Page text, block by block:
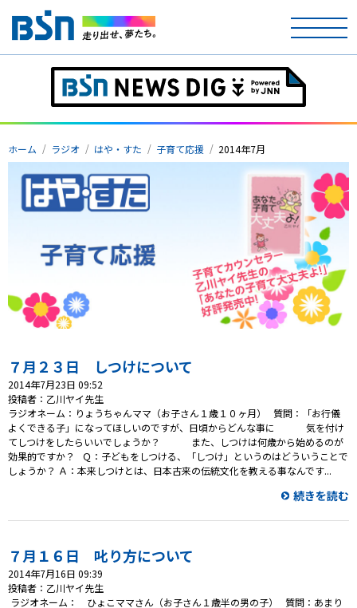
ホーム
テレビ
ラジオ
アナウンサー
イベント
天気
プレゼント
コンテンツ・アプリ
キッズ ケンジュ 愛の募金
Well-being 防災・減災
お問い合わせ
ホーム ラジオ はや・すた 子育て応援 2014年7月
７月２３日 しつけについて
2014年7月23日 09:52
投稿者：乙川ヤイ先生
ラジオネーム：りょうちゃんママ（お子さん１歳１０ヶ月） 質問：「お行儀
よくできる子」になってほしいのですが、日頃からどんな事に 気を付け
てしつけをしたらいいでしょうか？ また、しつけは何歳から始めるのが
効果的ですか？ Ｑ：子どもをしつける、「しつけ」というのはどういうことで
しょうか？ Ａ：本来しつけとは、日本古来の伝統文化を教える事なんです...
続きを読む
７月１６日 叱り方について
2014年7月16日 09:39
投稿者：乙川ヤイ先生
ラジオネーム： ひょこママさん（お子さん１歳半の男の子） 質問：あまり